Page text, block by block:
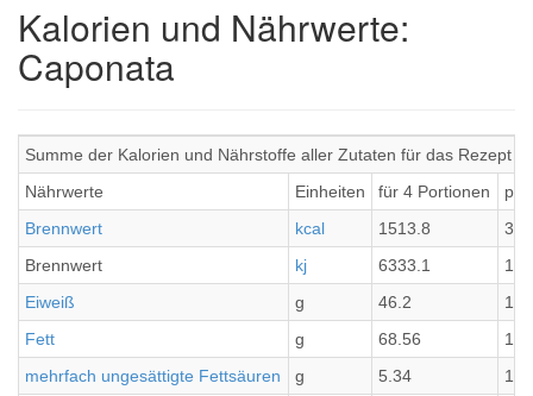
Kalorien und Nährwerte:
Caponata
Summe der Kalorien und Nährstoffe aller Zutaten für das Rezept
Nährwerte
Einheiten für 4 Portionen
Brennwert
kcal 1513.8
Brennwert
kj 6333.1
Eiweiß
g 46.2
Fett
g 68.56
mehrfach ungesättigte Fettsäuren
g 5.34